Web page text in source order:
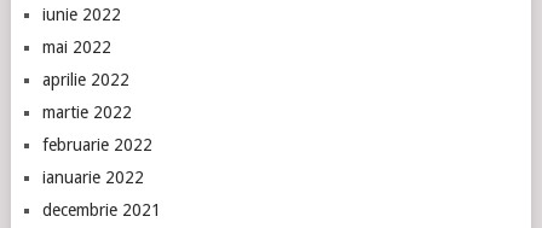
iunie 2022
mai 2022
aprilie 2022
martie 2022
februarie 2022
ianuarie 2022
decembrie 2021